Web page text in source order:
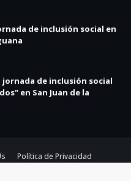
de inclusión social en
jornada de inclusión social
en San Juan de la
Política de Privacidad